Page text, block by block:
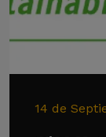
14 de